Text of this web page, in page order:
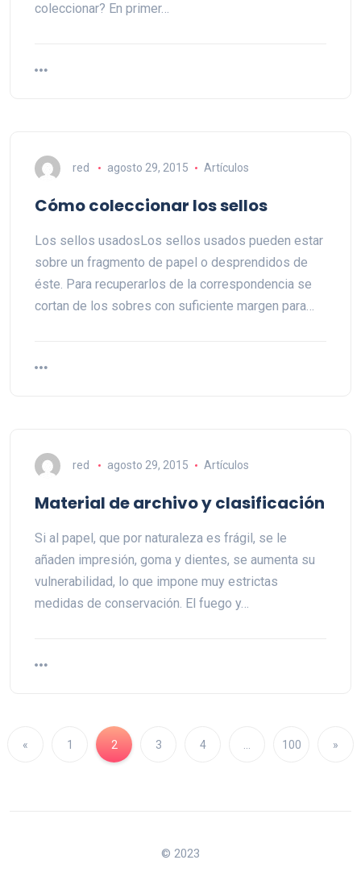
coleccionar? En primer…
red agosto 29, 2015 Artículos
Cómo coleccionar los sellos
Los sellos usadosLos sellos usados pueden estar
sobre un fragmento de papel o desprendidos de
éste. Para recuperarlos de la correspondencia se
cortan de los sobres con suficiente margen para…
red agosto 29, 2015 Artículos
Material de archivo y clasificación
Si al papel, que por naturaleza es frágil, se le
añaden impresión, goma y dientes, se aumenta su
vulnerabilidad, lo que impone muy estrictas
medidas de conservación. El fuego y…
« 1 2 3 4 100 »
© 2023